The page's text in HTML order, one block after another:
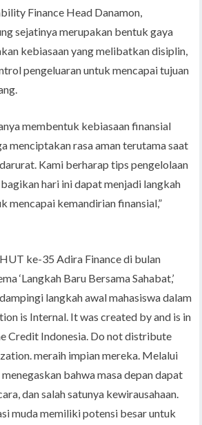
Finance Head Danamon,
sejatinya merupakan bentuk gaya
kebiasaan yang melibatkan disiplin,
pengeluaran untuk mencapai tujuan
membentuk kebiasaan finansial
menciptakan rasa aman terutama saat
Kami berharap tips pengelolaan
hari ini dapat menjadi langkah
mencapai kemandirian finansial,”
ke-35 Adira Finance di bulan
‘Langkah Baru Bersama Sahabat,’
langkah awal mahasiswa dalam
is Internal. It was created by and is in
Credit Indonesia. Do not distribute
meraih impian mereka. Melalui
bahwa masa depan dapat
dan salah satunya kewirausahaan.
muda memiliki potensi besar untuk